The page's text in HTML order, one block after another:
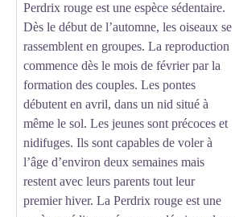
Perdrix rouge est une espèce sédentaire.
Dès le début de l’automne, les oiseaux se
rassemblent en groupes. La reproduction
commence dès le mois de février par la
formation des couples. Les pontes
débutent en avril, dans un nid situé à
même le sol. Les jeunes sont précoces et
nidifuges. Ils sont capables de voler à
l’âge d’environ deux semaines mais
restent avec leurs parents tout leur
premier hiver. La Perdrix rouge est une